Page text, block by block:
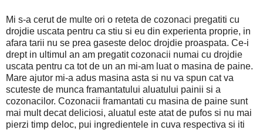
Mi s-a cerut de multe ori o reteta de cozonaci pregatiti cu
drojdie uscata pentru ca stiu si eu din experienta proprie, in
afara tarii nu se prea gaseste deloc drojdie proaspata. Ce-i
drept in ultimul an am pregatit cozonacii numai cu drojdie
uscata pentru ca tot de un an mi-am luat o masina de paine.
Mare ajutor mi-a adus masina asta si nu va spun cat va
scuteste de munca framantatului aluatului painii si a
cozonacilor. Cozonacii framantati cu masina de paine sunt
mai mult decat deliciosi, aluatul este atat de pufos si nu mai
pierzi timp deloc, pui ingredientele in cuva respectiva si iti